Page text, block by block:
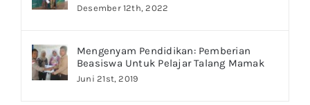
Desember 12th, 2022
Mengenyam Pendidikan: Pemberian
Beasiswa Untuk Pelajar Talang Mamak
Juni 21st, 2019